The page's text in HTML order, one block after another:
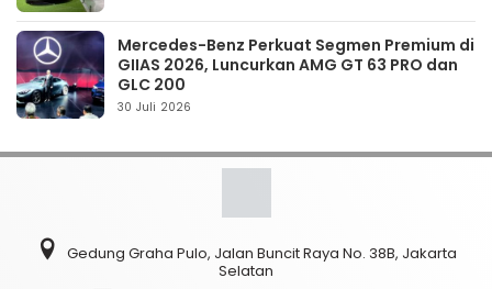
Mercedes-Benz Perkuat Segmen Premium di
GIIAS 2026, Luncurkan AMG GT 63 PRO dan
GLC 200
30 Juli 2026
Gedung Graha Pulo, Jalan Buncit Raya No. 38B, Jakarta
Selatan